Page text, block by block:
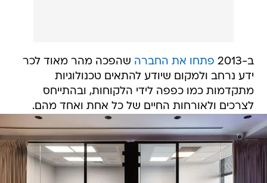
ב-2013 פתחו את החברה שהפכה מהר מאוד לכר
ידע נרחב ולמקום שיודע להתאים טכנולוגיות
מתקדמות כמו כפפה לידי הלקוחות, ובהתייחס
לצרכים ולאורחות החיים של כל אחת ואחד מהם.